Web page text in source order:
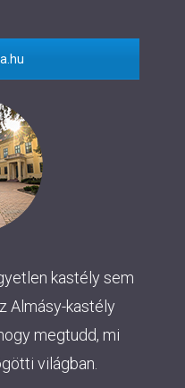
kastély sem
Almásy-kastély
megtudd, mi
világban.